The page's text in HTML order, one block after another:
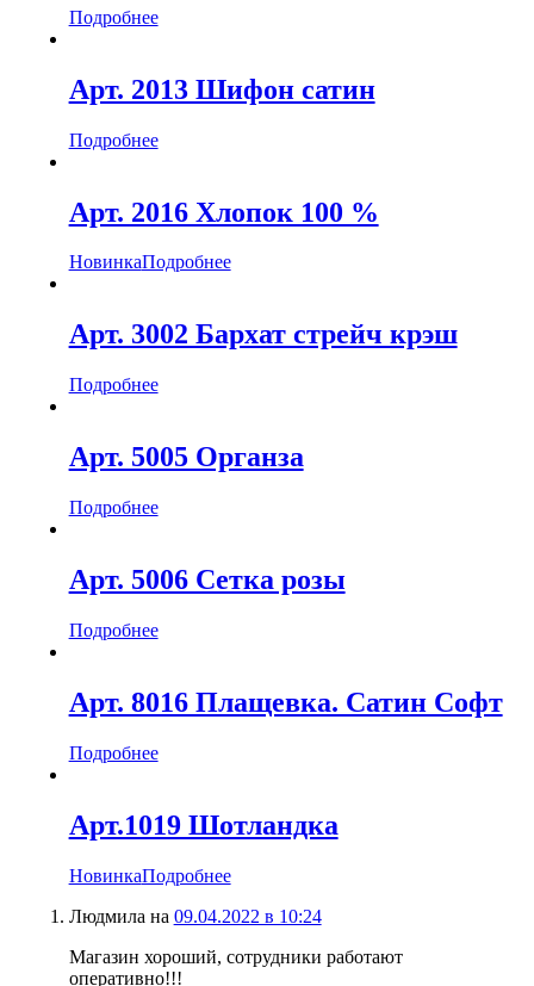
Подробнее
Арт. 2013 Шифон сатин
Подробнее
Арт. 2016 Хлопок 100 %
НовинкаПодробнее
Арт. 3002 Бархат стрейч крэш
Подробнее
Арт. 5005 Органза
Подробнее
Арт. 5006 Сетка розы
Подробнее
Арт. 8016 Плащевка. Сатин Софт
Подробнее
Арт.1019 Шотландка
НовинкаПодробнее
Людмила на 09.04.2022 в 10:24
Магазин хороший, сотрудники работают
оперативно!!!